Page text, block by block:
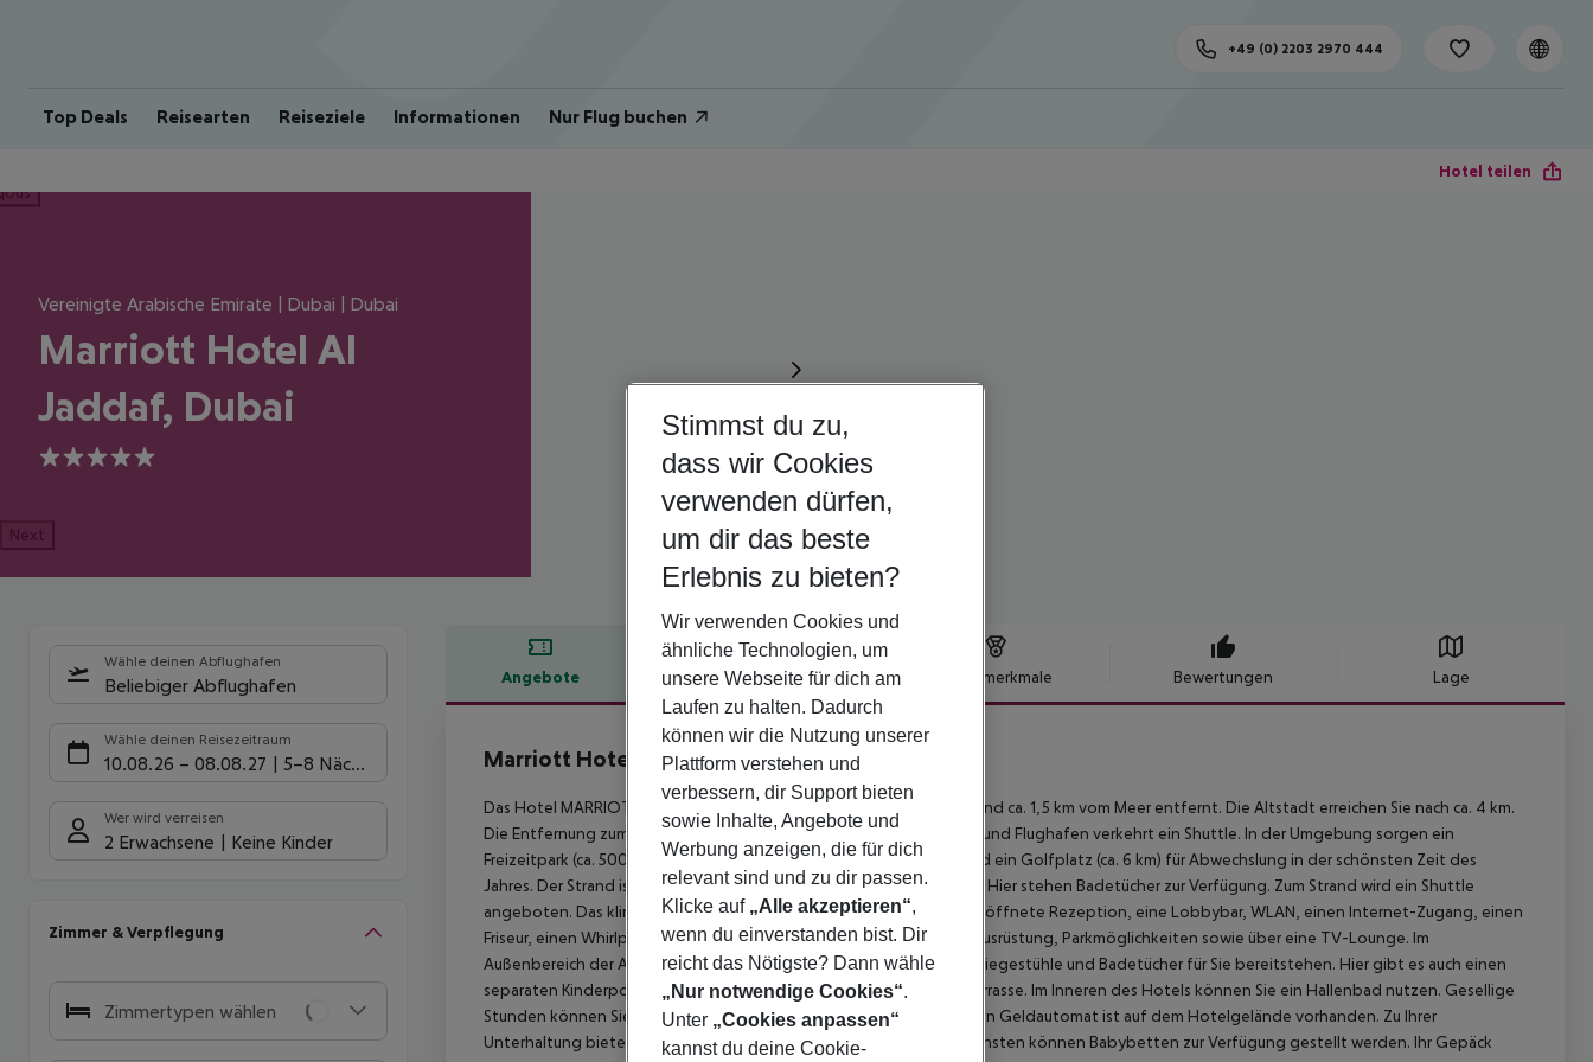
Top Deals Reisearten Reiseziele Informationen Nur Flug buchen
+49 (0) 2203 2970 444
Hotel teilen
Vereinigte Arabische Emirate | Dubai | Dubai
Marriott Hotel Al
Jaddaf, Dubai
5
Next
Wähle deinen Abflughafen
Beliebiger Abflughafen
Wähle deinen Reisezeitraum
10.08.26 – 08.08.27 5-8 Nächte
Wer wird verreisen
2 Erwachsene Keine Kinder
Zimmer & Verpflegung
Zimmertypen wählen
Angebote Hotelbeschreibung Hotelmerkmale Bewertungen Lage
Hotelbeschreibung
Marriott Hotel Al Jaddaf, Dubai
Das Hotel MARRIOTT HOTEL AL JADDAF liegt ca. 8 km vom Strand und ca. 1,5 km vom Meer entfernt. Die Altstadt erreichen Sie nach ca. 4 km.
Die Entfernung zum Flughafen beträgt etwa 8,1 km. Zwischen Hotel und Flughafen verkehrt ein Shuttle. In der Umgebung sorgen ein
Freizeitpark (ca. 500 m), ein Theater (ca. 5,5 km), ein Kino (ca. 5 km) und ein Golfplatz (ca. 6 km) für Abwechslung in der schönsten Zeit des
Jahres. Der Strand ist durch einen Rettungsschwimmer beaufsichtigt. Hier stehen Badetücher zur Verfügung. Zum Strand wird ein Shuttle
angeboten. Das klimatisierte Hotel verfügt über eine 24h am Tag geöffnete Rezeption, eine Lobbybar, WLAN, einen Internet-Zugang, einen
Friseur, einen Whirlpool, Duschen und Umkleideräume, eine 1. Hilfe-Ausrüstung, Parkmöglichkeiten sowie über eine TV-Lounge. Im
Außenbereich der Anlage befindet sich ein beheizter Pool, an dem Liegestühle und Badetücher für Sie bereitstehen. Hier gibt es auch einen
separaten Kinderpool. Weiterhin finden Sie zum Entspannen eine Terrasse. Im Inneren des Hotels können Sie ein Hallenbad nutzen. Gesellige
Stunden können Sie in der Diskothek des Hauses verbringen. Auch ein Geldautomat ist auf dem Hotelgelände vorhanden. Zu Ihrer
Unterhaltung bietet das Hotel eine Bibliothek/Leseraum. Für die Kleinsten können Babybetten zur Verfügung gestellt werden. Ihr Gepäck
Stimmst du zu,
dass wir Cookies
verwenden dürfen,
um dir das beste
Erlebnis zu bieten?
Wir verwenden Cookies und
ähnliche Technologien, um
unsere Webseite für dich am
Laufen zu halten. Dadurch
können wir die Nutzung unserer
Plattform verstehen und
verbessern, dir Support bieten
sowie Inhalte, Angebote und
Werbung anzeigen, die für dich
relevant sind und zu dir passen.
Klicke auf „Alle akzeptieren“,
wenn du einverstanden bist. Dir
reicht das Nötigste? Dann wähle
„Nur notwendige Cookies“.
Unter „Cookies anpassen“
kannst du deine Cookie-